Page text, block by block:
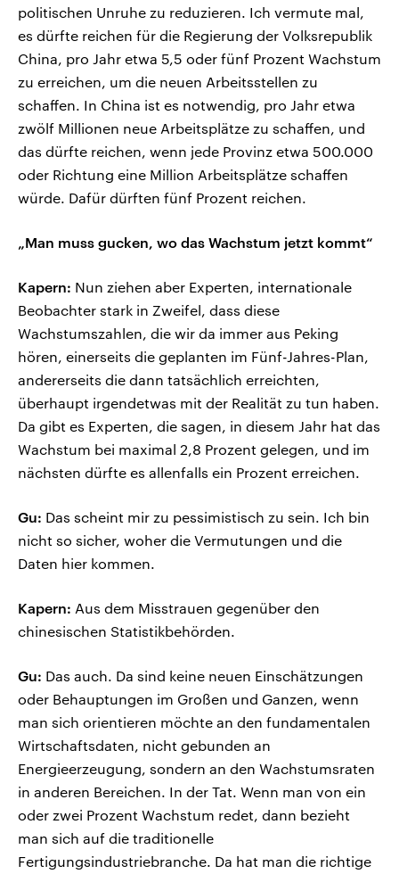
politischen Unruhe zu reduzieren. Ich vermute mal,
es dürfte reichen für die Regierung der Volksrepublik
China, pro Jahr etwa 5,5 oder fünf Prozent Wachstum
zu erreichen, um die neuen Arbeitsstellen zu
schaffen. In China ist es notwendig, pro Jahr etwa
zwölf Millionen neue Arbeitsplätze zu schaffen, und
das dürfte reichen, wenn jede Provinz etwa 500.000
oder Richtung eine Million Arbeitsplätze schaffen
würde. Dafür dürften fünf Prozent reichen.
„Man muss gucken, wo das Wachstum jetzt kommt“
Kapern: Nun ziehen aber Experten, internationale
Beobachter stark in Zweifel, dass diese
Wachstumszahlen, die wir da immer aus Peking
hören, einerseits die geplanten im Fünf-Jahres-Plan,
andererseits die dann tatsächlich erreichten,
überhaupt irgendetwas mit der Realität zu tun haben.
Da gibt es Experten, die sagen, in diesem Jahr hat das
Wachstum bei maximal 2,8 Prozent gelegen, und im
nächsten dürfte es allenfalls ein Prozent erreichen.
Gu: Das scheint mir zu pessimistisch zu sein. Ich bin
nicht so sicher, woher die Vermutungen und die
Daten hier kommen.
Kapern: Aus dem Misstrauen gegenüber den
chinesischen Statistikbehörden.
Gu: Das auch. Da sind keine neuen Einschätzungen
oder Behauptungen im Großen und Ganzen, wenn
man sich orientieren möchte an den fundamentalen
Wirtschaftsdaten, nicht gebunden an
Energieerzeugung, sondern an den Wachstumsraten
in anderen Bereichen. In der Tat. Wenn man von ein
oder zwei Prozent Wachstum redet, dann bezieht
man sich auf die traditionelle
Fertigungsindustriebranche. Da hat man die richtige